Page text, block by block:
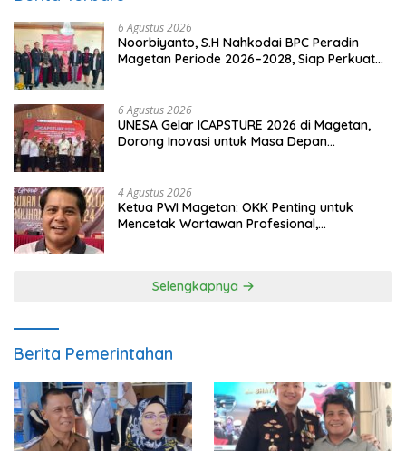
6 Agustus 2026
Noorbiyanto, S.H Nahkodai BPC Peradin
Magetan Periode 2026–2028, Siap Perkuat
6 Agustus 2026
UNESA Gelar ICAPSTURE 2026 di Magetan,
Dorong Inovasi untuk Masa Depan
4 Agustus 2026
Ketua PWI Magetan: OKK Penting untuk
Mencetak Wartawan Profesional,
Selengkapnya
Berita Pemerintahan